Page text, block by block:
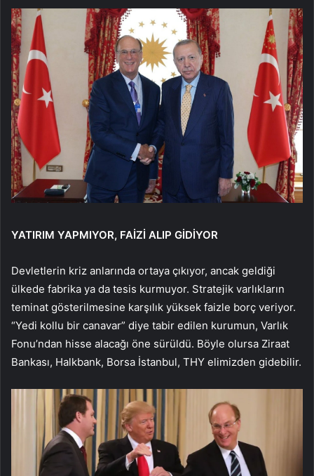
YATIRIM YAPMIYOR, FAİZİ ALIP GİDİYOR
Devletlerin kriz anlarında ortaya çıkıyor, ancak geldiği
ülkede fabrika ya da tesis kurmuyor. Stratejik varlıkların
teminat gösterilmesine karşılık yüksek faizle borç veriyor.
“Yedi kollu bir canavar” diye tabir edilen kurumun, Varlık
Fonu’ndan hisse alacağı öne sürüldü. Böyle olursa Ziraat
Bankası, Halkbank, Borsa İstanbul, THY elimizden gidebilir.